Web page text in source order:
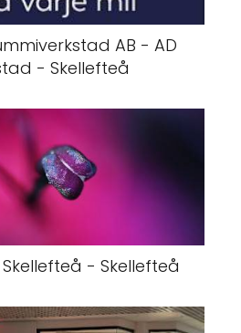
AB - AD
- Skellefteå
- Skellefteå